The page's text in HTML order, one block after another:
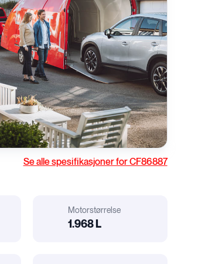
Se alle spesifikasjoner for CF86887
Motorstørrelse
1.968 L